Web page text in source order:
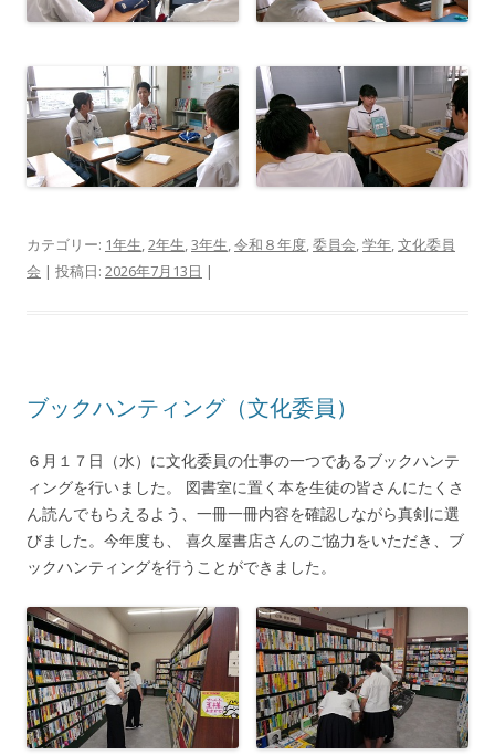
カテゴリー: 1年生,2年生,3年生,令和８年度,委員会,学年,文化委員
会 | 投稿日: 2026年7月13日 |
ブックハンティング（文化委員）
６月１７日（水）に文化委員の仕事の一つであるブックハンテ
ィングを行いました。 図書室に置く本を生徒の皆さんにたくさ
ん読んでもらえるよう、一冊一冊内容を確認しながら真剣に選
びました。今年度も、 喜久屋書店さんのご協力をいただき、ブ
ックハンティングを行うことができました。